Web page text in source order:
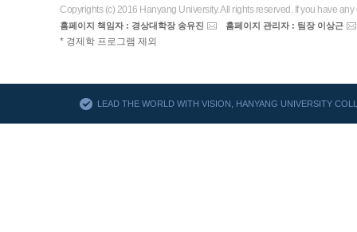
Copyrights (c) 2016 Hanyang University. All rights reserved. If you have any
홈페이지 책임자 : 경상대학장 송유진 홈페이지 관리자 : 팀장 이상근
AACSB
* 경제학 프로그램 제외
LEAD THE WORLD WITH VISION, HANYANG UNIVERSITY